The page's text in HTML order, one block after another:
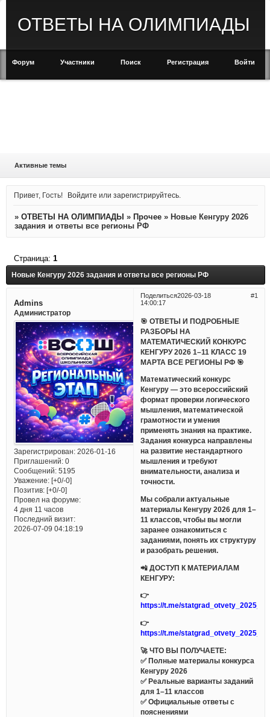
ОТВЕТЫ НА ОЛИМПИАДЫ
Форум Участники Поиск Регистрация Войти
Активные темы
Привет, Гость! Войдите илизарегистрируйтесь
» ОТВЕТЫ НА ОЛИМПИАДЫ » Прочее » Новые Кенгуру 2026
задания и ответы все регионы РФ
Новые Кенгуру 2026 задания и ответы все регионы РФ
Страница: 1
Поделиться 1
2026-03-18
14:00:17
Admins
Администратор
Зарегистрирован: 2026-01-16
Приглашений:0
Сообщений:5195
Уважение: [+0/-0]
Позитив: [+0/-0]
Провел на форуме:
4 дня 11 часов
Последний визит:
2026-07-09 04:18:19
🎯 ОТВЕТЫ И ПОДРОБНЫЕ
РАЗБОРЫ НА
МАТЕМАТИЧЕСКИЙ КОНКУРС
КЕНГУРУ 2026 1–11 КЛАСС 19
МАРТА ВСЕ РЕГИОНЫ РФ 🎯
Математический конкурс
Кенгуру — это всероссийский
формат проверки логического
мышления, математической
грамотности и умения
применять знания на практике.
Задания конкурса направлены
на развитие нестандартного
мышления и требуют
внимательности, анализа и
точности.
Мы собрали актуальные
материалы Кенгуру 2026 для 1–
11 классов, чтобы вы могли
заранее ознакомиться с
заданиями, понять их структуру
и разобрать решения.
📲 ДОСТУП К МАТЕРИАЛАМ
КЕНГУРУ:
👉
https://t.me/
👉
https://t.me/
🚀 ЧТО ВЫ ПОЛУЧАЕТЕ:
✅ Полные материалы конкурса
Кенгуру 2026
✅ Реальные варианты заданий
для 1–11 классов
✅ Официальные ответы с
пояснениями